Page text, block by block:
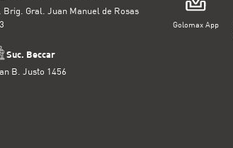
Brig. Gral. Juan Manuel de Rosas
Suc. Beccar
B. Justo 1456
Golomax App